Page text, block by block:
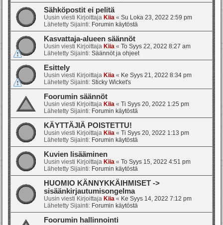
Sähköpostit ei pelitä
Uusin viesti Kirjoittaja Kiia « Su Loka 23, 2022 2:59 pm
Lähetetty Sijainti: Forumin käytöstä
Kasvattaja-alueen säännöt
Uusin viesti Kirjoittaja Kiia « To Syys 22, 2022 8:27 am
Lähetetty Sijainti: Säännöt ja ohjeet
Esittely
Uusin viesti Kirjoittaja Kiia « Ke Syys 21, 2022 8:34 pm
Lähetetty Sijainti: Sticky Wicket's
Foorumin säännöt
Uusin viesti Kirjoittaja Kiia « Ti Syys 20, 2022 1:25 pm
Lähetetty Sijainti: Forumin käytöstä
KÄYTTÄJIÄ POISTETTU!
Uusin viesti Kirjoittaja Kiia « Ti Syys 20, 2022 1:13 pm
Lähetetty Sijainti: Forumin käytöstä
Kuvien lisääminen
Uusin viesti Kirjoittaja Kiia « To Syys 15, 2022 4:51 pm
Lähetetty Sijainti: Forumin käytöstä
HUOMIO KÄNNYKKÄIHMISET ->
sisäänkirjautumisongelma
Uusin viesti Kirjoittaja Kiia « Ke Syys 14, 2022 7:12 pm
Lähetetty Sijainti: Forumin käytöstä
Foorumin hallinnointi